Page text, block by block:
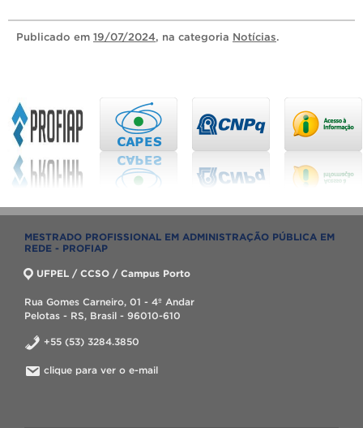
Publicado em 19/07/2024, na categoria Notícias.
MESTRADO PROFISSIONAL EM ADMINISTRAÇÃO PÚBLICA EM
REDE - PROFIAP
UFPEL / CCSO / Campus Porto
Rua Gomes Carneiro, 01 - 4º Andar
Pelotas - RS, Brasil - 96010-610
+55 (53) 3284.3850
clique para ver o e-mail